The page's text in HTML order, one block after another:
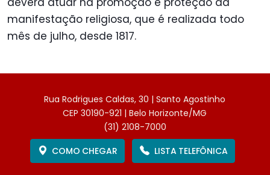
manifestação religiosa, que é realizada todo
mês de julho, desde 1817.
Rua Rodrigues Caldas, 30 | Santo Agostinho
CEP 30190-921 | Belo Horizonte/MG
(31) 2108-7000
COMO CHEGAR
LISTA TELEFÔNICA